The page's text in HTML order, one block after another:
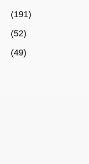
(191)
(52)
(49)